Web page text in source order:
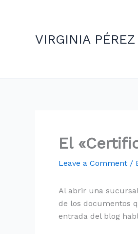
VIRGINIA
El
Leave a Comment /
Al abrir una
de los documentos
entrada del blog